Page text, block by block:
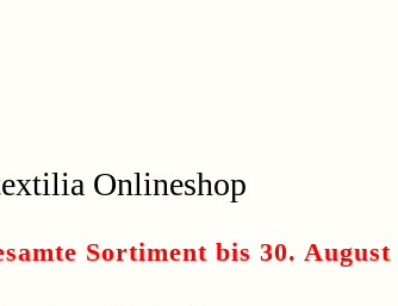
Onlineshop
Sortiment bis 30. August